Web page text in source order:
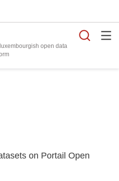
open data
platform
on Portail Open